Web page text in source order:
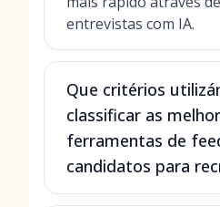
entrevistas com IA.
Que critérios
classificar as
ferramentas de
candidatos para